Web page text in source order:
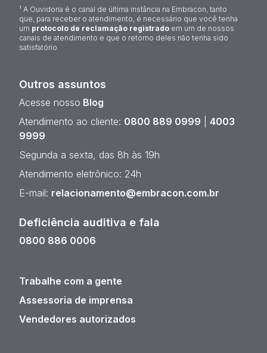
¹ A Ouvidoria é o canal de última instância na Embracon, tanto
que, para receber o atendimento, é necessário que você tenha
um protocolo de reclamação registrado em um de nossos
canais de atendimento e que o retorno deles não tenha sido
satisfatório.
Outros assuntos
Acesse nosso Blog
Atendimento ao cliente: 0800 889 0999
4003
9999
Segunda a sexta, das 8h às 19h
Atendimento eletrônico: 24h
E-mail: relacionamento@embracon.com.br
Deficiência auditiva e fala
0800 886 0006
Trabalhe com a gente
Assessoria de imprensa
Vendedores autorizados